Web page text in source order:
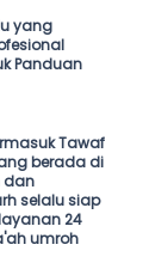
yang
Panduan
Tawaf
berada di
dan
selalu siap
24
umroh